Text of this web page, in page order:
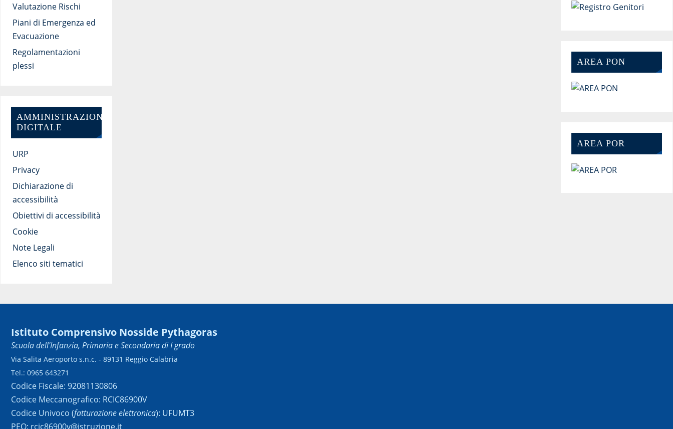
Valutazione Rischi
Piani di Emergenza ed
Evacuazione
Regolamentazioni
plessi
AMMINISTRAZIONE
DIGITALE
URP
Privacy
Dichiarazione di
accessibilità
Obiettivi di accessibilità
Cookie
Note Legali
Elenco siti tematici
AREA PON
AREA POR
Istituto Comprensivo Nosside Pythagoras
Scuola dell'Infanzia, Primaria e Secondaria di I grado
Via Salita Aeroporto s.n.c. - 89131 Reggio Calabria
Tel.: 0965 643271
Codice Fiscale: 92081130806
Codice Meccanografico: RCIC86900V
Codice Univoco (fatturazione elettronica): UFUMT3
PEO: rcic86900v@istruzione.it